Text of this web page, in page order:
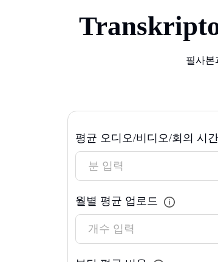
필사본
평균 오디오/비디오/회의 시간
월별 평균 업로드